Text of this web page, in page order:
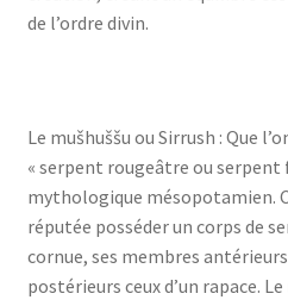
de l’ordre divin.
Le mušhuššu ou Sirrush : Que
« serpent rougeâtre ou serpent
mythologique mésopotamien.
réputée posséder un corps de
cornue, ses membres
postérieurs ceux d’un rapace.